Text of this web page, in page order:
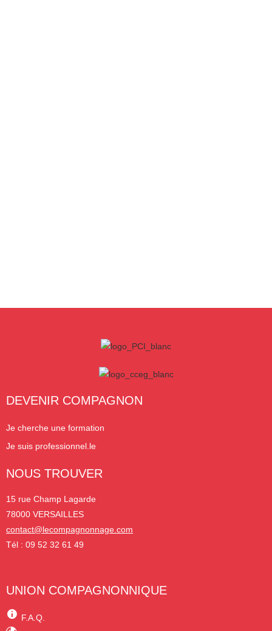
DEVENIR COMPAGNON
Je cherche une formation
Je suis professionnel.le
NOUS TROUVER
15 rue Champ Lagarde
78000 VERSAILLES
contact@lecompagnonnage.com
Tél : 09 52 32 61 49
UNION COMPAGNONNIQUE
F.A.Q.